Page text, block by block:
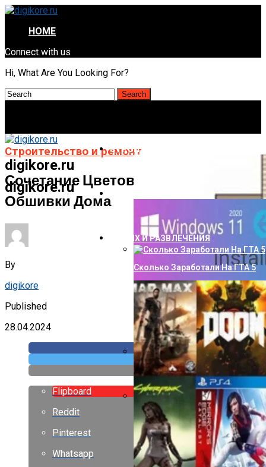
HOME
Connect with us
Hi, What Are You Looking For?
digikore.ru
digikore.ru
СТРОИТЕЛЬСТВО И РЕМОНТ
Как Сделать Водопровод В
Правильное Использование
Операционной Системе
ОТДЫХ И РАЗВЛЕЧЕНИЯ
Сколько Заработали На ГТА 5
Строительство и ремонт
Сочетание Цветов Сайдинга Для
Обшивки Дома
By
digikore
Published
28.04.2024
Flipboard
Reddit
Pinterest
Whatsapp